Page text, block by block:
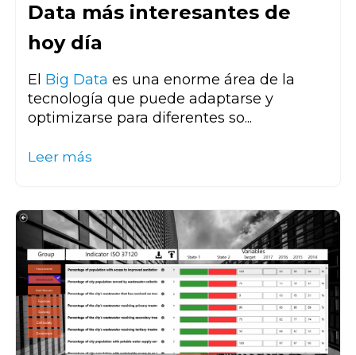
Data más interesantes de
hoy día
El Big Data es una enorme área de la
tecnología que puede adaptarse y
optimizarse para diferentes so...
Leer más